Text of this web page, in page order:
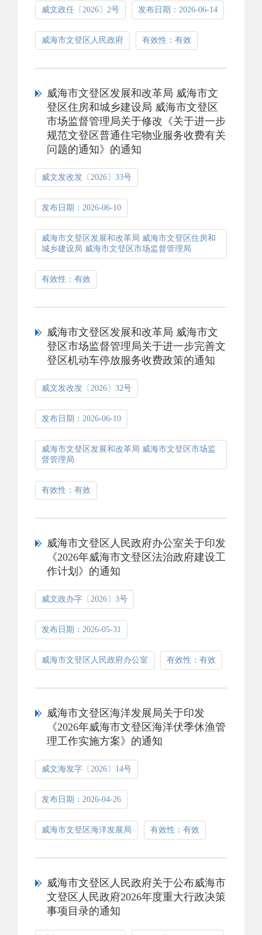
威文政任〔2026〕2号 发布日期：2026-06-14
威海市文登区人民政府 有效性：有效
威海市文登区发展和改革局 威海市文
登区住房和城乡建设局 威海市文登区
市场监督管理局关于修改《关于进一步
规范文登区普通住宅物业服务收费有关
问题的通知》的通知
威文发改发〔2026〕33号
发布日期：2026-06-10
威海市文登区发展和改革局 威海市文登区住房和
城乡建设局 威海市文登区市场监督管理局
有效性：有效
威海市文登区发展和改革局 威海市文
登区市场监督管理局关于进一步完善文
登区机动车停放服务收费政策的通知
威文发改发〔2026〕32号
发布日期：2026-06-10
威海市文登区发展和改革局 威海市文登区市场监
督管理局
有效性：有效
威海市文登区人民政府办公室关于印发
《2026年威海市文登区法治政府建设工
作计划》的通知
威文政办字〔2026〕3号
发布日期：2026-05-31
威海市文登区人民政府办公室 有效性：有效
威海市文登区海洋发展局关于印发
《2026年威海市文登区海洋伏季休渔管
理工作实施方案》的通知
威文海发字〔2026〕14号
发布日期：2026-04-26
威海市文登区海洋发展局 有效性：有效
威海市文登区人民政府关于公布威海市
文登区人民政府2026年度重大行政决策
事项目录的通知